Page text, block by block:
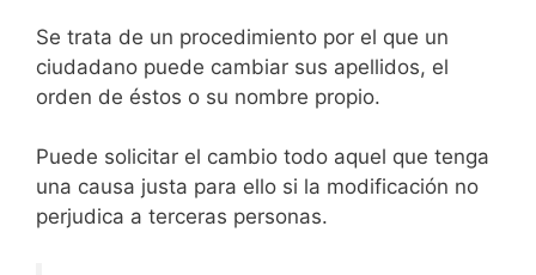
Se trata de un procedimiento por el que un
ciudadano puede cambiar sus apellidos, el
orden de éstos o su nombre propio.
Puede solicitar el cambio todo aquel que tenga
una causa justa para ello si la modificación no
perjudica a terceras personas.